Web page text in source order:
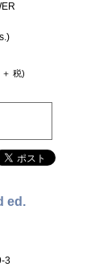
税)
ed.
3